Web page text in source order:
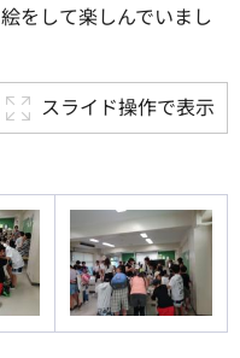
をして楽しんでいまし
スライド操作で表示